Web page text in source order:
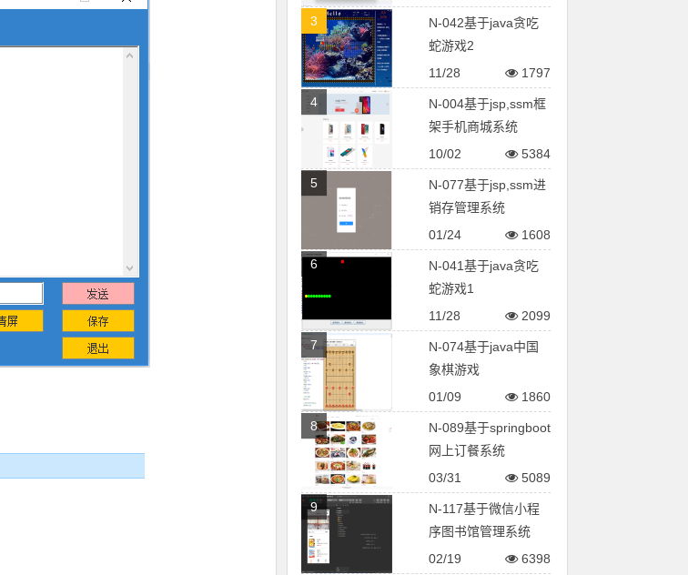
3
N-042基于java贪吃
蛇游戏2
11/28
1797
4
N-004基于jsp,ssm框
架手机商城系统
10/02
5384
5
N-077基于jsp,ssm进
销存管理系统
01/24
1608
6
N-041基于java贪吃
蛇游戏1
11/28
2099
7
N-074基于java中国
象棋游戏
01/09
1860
8
N-089基于springboot
网上订餐系统
03/31
5089
9
N-117基于微信小程
序图书馆管理系统
02/19
6398